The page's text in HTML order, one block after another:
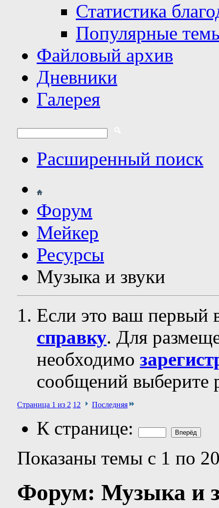
Статистика
Популярные
Файловый архив
Дневники
Галерея
Расширенный поиск
Форум
Мейкер
Ресурсы
Музыка и звуки
Если это ваш первый
справку. Для
необходимо
сообщений выберите
Страница 1 из 2 1 2 Последняя
К странице:
Показаны темы с 1 по
Форум: Музыка и